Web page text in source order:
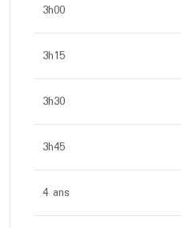
3h00
3h15
3h30
3h45
4 ans